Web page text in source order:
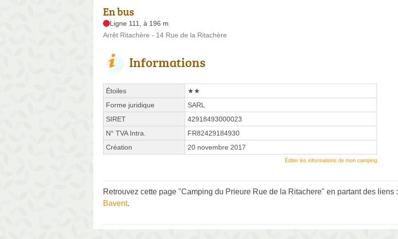
En bus
Ligne 111, à 196 m
Arrêt Ritachère - 14 Rue de la Ritachère
Informations
Étoiles
★★
Forme juridique
SARL
SIRET
42918493000023
N° TVA Intra.
FR82429184930
Création
20 novembre 2017
Éditer les informations de mon camping
Retrouvez cette page "Camping du Prieure Rue de la Ritachere" en partant des liens :
Bavent.